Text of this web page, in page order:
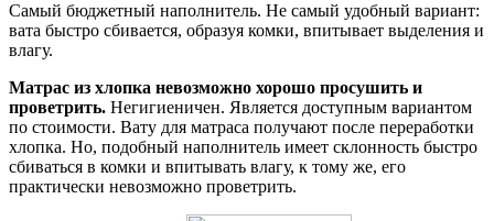
Самый бюджетный наполнитель. Не самый удобный вариант:
вата быстро сбивается, образуя комки, впитывает выделения и
влагу.
Матрас из хлопка невозможно хорошо просушить и
проветрить. Негигиеничен. Является доступным вариантом
по стоимости. Вату для матраса получают после переработки
хлопка. Но, подобный наполнитель имеет склонность быстро
сбиваться в комки и впитывать влагу, к тому же, его
практически невозможно проветрить.